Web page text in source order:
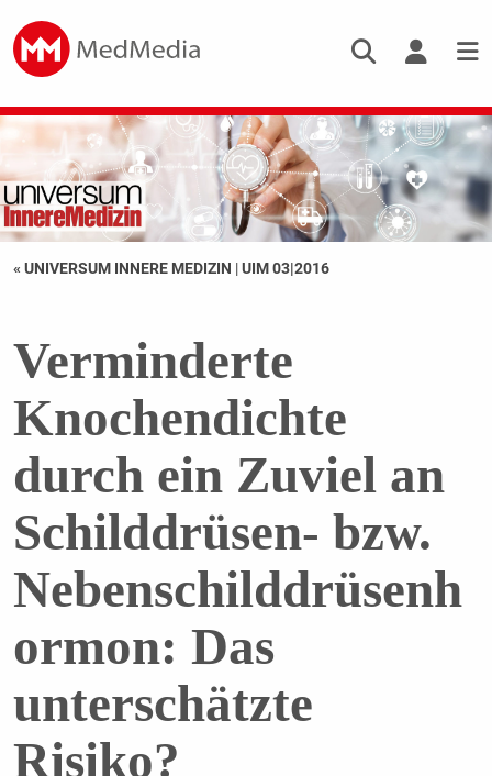
« UNIVERSUM INNERE MEDIZIN |UIM 03|2016
Verminderte
Knochendichte
durch ein Zuviel an
Schilddrüsen- bzw.
Nebenschilddrüsenh
ormon: Das
unterschätzte
Risiko?